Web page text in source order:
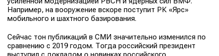
Например, на вооружение вскоре поступит РК «Ярс»
мобильного и шахтного базирования.
Сейчас тон публикаций в СМИ значительно изменился по
сравнению с 2019 годом. Тогда российский президент